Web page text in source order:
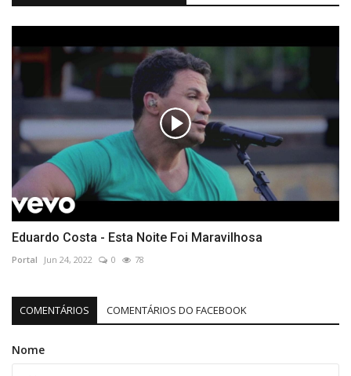
Eduardo Costa - Esta Noite Foi Maravilhosa
Portal Jun 24, 2022 0 78
COMENTÁRIOS COMENTÁRIOS DO FACEBOOK
Nome